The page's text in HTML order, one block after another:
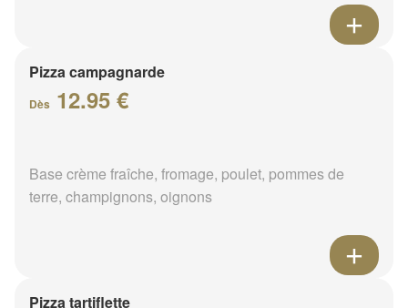
Pizza campagnarde
Dès 12.95 €
Base crème fraîche, fromage, poulet, pommes de
terre, champignons, oignons
Pizza tartiflette